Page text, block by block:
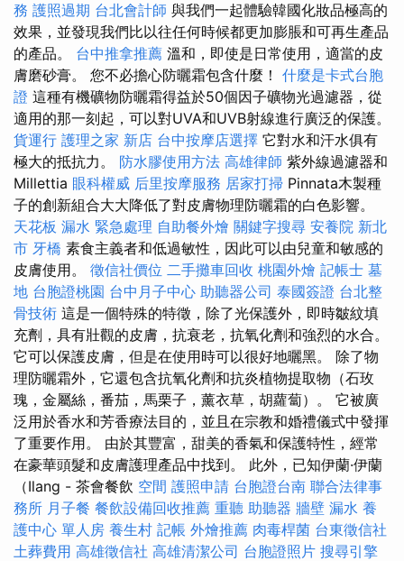
務 護照過期 台北會計師 與我們一起體驗韓國化妝品極高的
效果，並發現我們比以往任何時候都更加膨脹和可再生產品
的產品。 台中推拿推薦 溫和，即使是日常使用，適當的皮
膚磨砂膏。 您不必擔心防曬霜包含什麼！ 什麼是卡式台胞
證 這種有機礦物防曬霜得益於50個因子礦物光過濾器，從
適用的那一刻起，可以對UVA和UVB射線進行廣泛的保護。
貨運行 護理之家 新店 台中按摩店選擇 它對水和汗水俱有
極大的抵抗力。 防水膠使用方法 高雄律師 紫外線過濾器和
Millettia 眼科權威 后里按摩服務 居家打掃 Pinnata木製種
子的創新組合大大降低了對皮膚物理防曬霜的白色影響。
天花板 漏水 緊急處理 自助餐外燴 關鍵字搜尋 安養院 新北
市 牙橋 素食主義者和低過敏性，因此可以由兒童和敏感的
皮膚使用。 徵信社價位 二手攤車回收 桃園外燴 記帳士 墓
地 台胞證桃園 台中月子中心 助聽器公司 泰國簽證 台北整
骨技術 這是一個特殊的特徵，除了光保護外，即時皺紋填
充劑，具有壯觀的皮膚，抗衰老，抗氧化劑和強烈的水合。
它可以保護皮膚，但是在使用時可以很好地曬黑。 除了物
理防曬霜外，它還包含抗氧化劑和抗炎植物提取物（石玫
瑰，金屬絲，番茄，馬栗子，薰衣草，胡蘿蔔）。 它被廣
泛用於香水和芳香療法目的，並且在宗教和婚禮儀式中發揮
了重要作用。 由於其豐富，甜美的香氣和保護特性，經常
在豪華頭髮和皮膚護理產品中找到。 此外，已知伊蘭·伊蘭
（Ilang - 茶會餐飲 空間 護照申請 台胞證台南 聯合法律事
務所 月子餐 餐飲設備回收推薦 重聽 助聽器 牆壁 漏水 養
護中心 單人房 養生村 記帳 外燴推薦 肉毒桿菌 台東徵信社
土葬費用 高雄徵信社 高雄清潔公司 台胞證照片 搜尋引擎